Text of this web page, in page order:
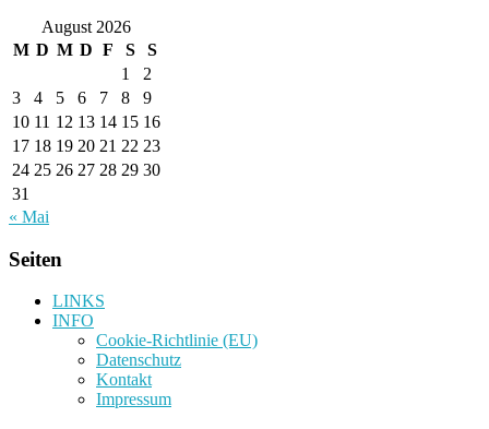
August 2026
M D M D F S
S
1
2
3
4 5 6 7 8
9
10 11 12 13 14 15 16
17 18 19 20 21 22 23
24 25 26 27 28 29 30
31
« Mai
Seiten
LINKS
INFO
Cookie-Richtlinie (EU)
Datenschutz
Kontakt
Impressum